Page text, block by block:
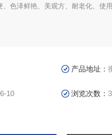
色泽鲜艳、美观方、耐老化、使用
产品地址：
10 浏览次数：